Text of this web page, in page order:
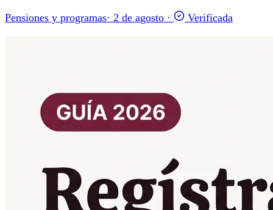
Pensiones y programas· 2 de agosto · Verificada